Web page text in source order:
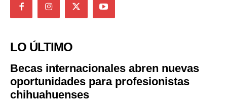
LO ÚLTIMO
Becas internacionales abren nuevas
oportunidades para profesionistas
chihuahuenses